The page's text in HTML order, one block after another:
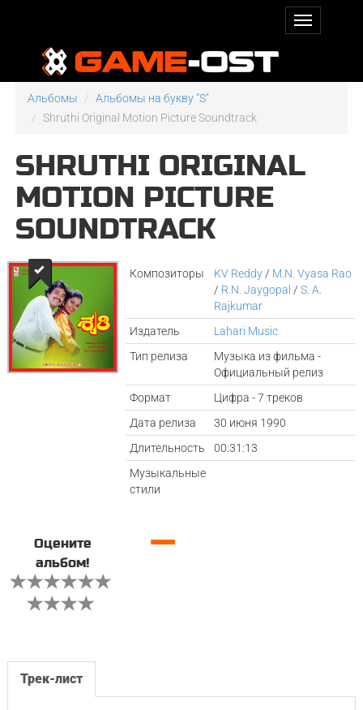
Альбомы
Альбомы на букву "S"
Shruthi Original Motion Picture Soundtrack
SHRUTHI ORIGINAL
MOTION PICTURE
SOUNDTRACK
Композиторы KV Reddy / M.N. Vyasa Rao
/ R.N. Jaygopal /S. A.
Rajkumar
Издатель
Lahari Music
Тип релиза
Музыка из фильма -
Официальный релиз
Формат
Цифра - 7 треков
Дата релиза
30 июня 1990
Длительность
00:31:13
Музыкальные
стили
Оцените
альбом!
—
Трек-лист